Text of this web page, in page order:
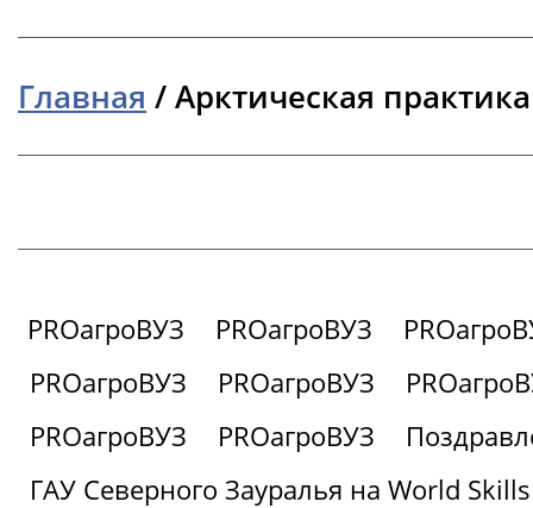
Главная /Арктическая практика
PROагроВУЗ PROагроВУЗ
PROагроВУЗ
PROагроВУЗ
PROагроВУЗ
PROагроВУЗ
ГАУ Северного Зауралья на World